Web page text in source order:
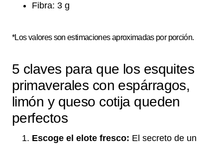
Fibra: 3 g
*Los valores son estimaciones aproximadas por porción.
5 claves para que los esquites
primaverales con espárragos,
limón y queso cotija queden
perfectos
Escoge el elote fresco: El secreto de un